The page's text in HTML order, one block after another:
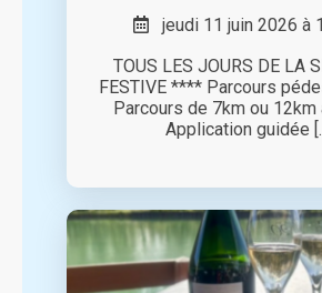
jeudi 11 juin 2026 à
TOUS LES JOURS DE LA
FESTIVE **** Parcours
Parcours de 7km ou 12km
Application guidée